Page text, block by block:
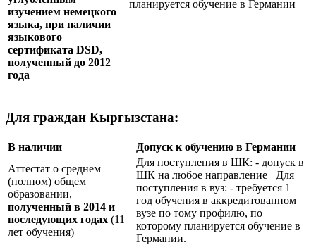
планируется обучение в Германии
изучением немецкого
языка, при наличии
языкового
сертификата DSD,
полученный до 2012
года
Для граждан Кыргызстана:
В наличии
Допуск к обучению в Германии
Аттестат о среднем
(полном) общем
образовании,
полученный в 2014 и
последующих годах (11
лет обучения)
Для поступления в ШК: - допуск в
ШК на любое направление Для
поступления в вуз: - требуется 1
год обучения в аккредитованном
вузе по тому профилю, по
которому планируется обучение в
Германии.